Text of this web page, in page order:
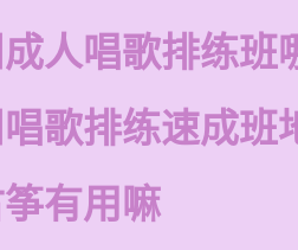
人唱歌排练班
歌排练速成班
有用嘛